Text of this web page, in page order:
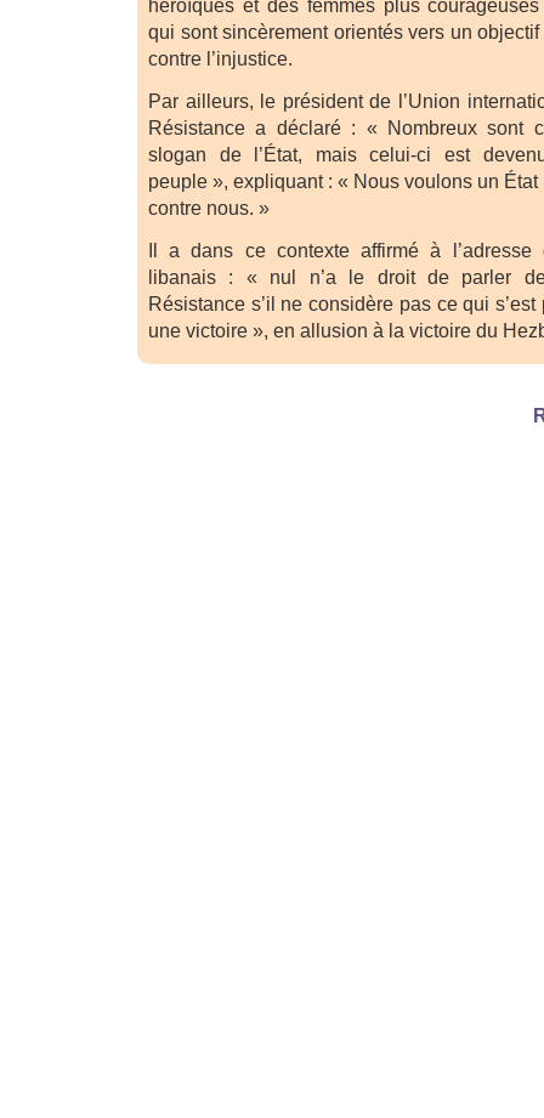
héroïques et des femmes plus
qui sont sincèrement orientés vers un
contre l’injustice.
Par ailleurs, le président de l’Union
Résistance a déclaré : « Nombreux sont
slogan de l’État, mais celui-ci est
peuple », expliquant : « Nous voulons un
contre nous. »
Il a dans ce contexte affirmé à l’adresse
libanais : « nul n’a le droit de parler
Résistance s’il ne considère pas ce qui
une victoire », en allusion à la victoire du